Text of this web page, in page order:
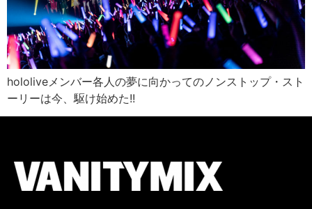
hololiveメンバー各人の夢に向かってのノンストップ・スト
ーリーは今、駆け始めた!!